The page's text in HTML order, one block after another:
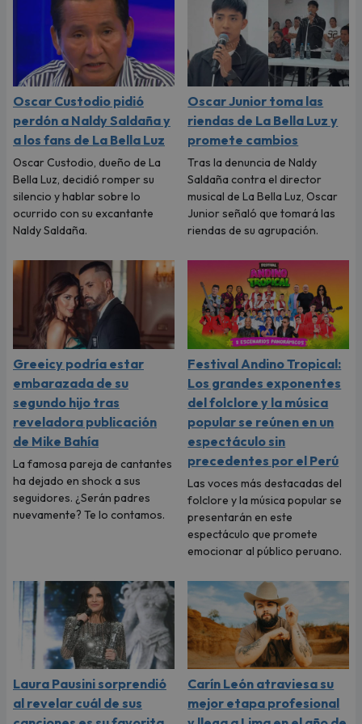
Oscar Custodio pidió
perdón a Naldy Saldaña y
a los fans de La Bella Luz
Oscar Custodio, dueño de La
Bella Luz, decidió romper su
silencio y hablar sobre lo
ocurrido con su excantante
Naldy Saldaña.
Oscar Junior toma las
riendas de La Bella Luz y
promete cambios
Tras la denuncia de Naldy
Saldaña contra el director
musical de La Bella Luz, Oscar
Junior señaló que tomará las
riendas de su agrupación.
Greeicy podría estar
embarazada de su
segundo hijo tras
reveladora publicación
de Mike Bahía
La famosa pareja de cantantes
ha dejado en shock a sus
seguidores. ¿Serán padres
nuevamente? Te lo contamos.
Festival Andino Tropical:
Los grandes exponentes
del folclore y la música
popular se reúnen en un
espectáculo sin
precedentes por el Perú
Las voces más destacadas del
folclore y la música popular se
presentarán en este
espectáculo que promete
emocionar al público peruano.
Laura Pausini sorprendió
al revelar cuál de sus
Carín León atraviesa su
mejor etapa profesional